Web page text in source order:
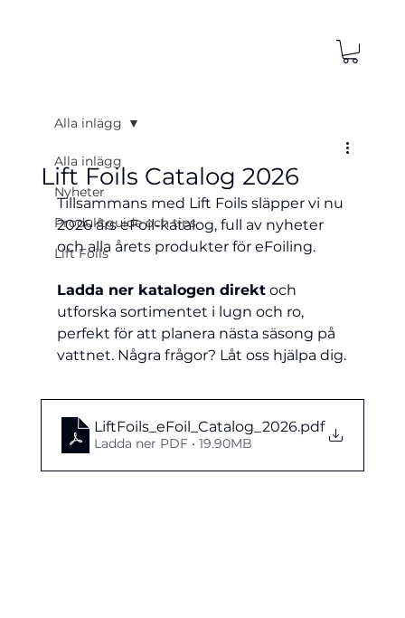
Alla inlägg
Nyheter
Produktguide och tips
Lift Foils
Alla inlägg
Lift Foils Catalog 2026
Tillsammans med Lift Foils släpper vi nu
2026 års eFoil-katalog, full av nyheter
och alla årets produkter för eFoiling.
Ladda ner katalogen direkt och
utforska sortimentet i lugn och ro,
perfekt för att planera nästa säsong på
vattnet. Några frågor? Låt oss hjälpa dig.
LiftFoils_eFoil_Catalog_2026.pdf
Ladda ner PDF • 19.90MB